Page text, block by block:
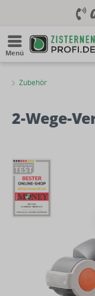
Menü
Zubehör
2-Wege-